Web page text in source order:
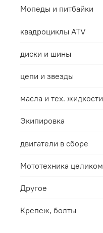
Мопеды и питбайки
квадроциклы ATV
диски и шины
цепи и звезды
масла и тех. жидкости
Экипировка
двигатели в сборе
Мототехника целиком
Другое
Крепеж, болты